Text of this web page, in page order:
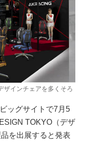
ザインチェアを多くそろ
ッグサイトで7月5
TOKYO（デザ
を出展すると発表